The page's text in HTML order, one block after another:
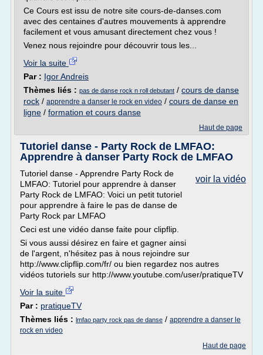
Ce Cours est issu de notre site cours-de-danses.com
avec des centaines d'autres mouvements à apprendre
facilement et vous amusant directement chez vous !
Venez nous rejoindre pour découvrir tous les...
Voir la suite
Par : Igor Andreis
Thèmes liés : pas de danse rock n roll debutant / cours de danse
rock / apprendre a danser le rock en video / cours de danse en
ligne / formation et cours danse
Haut de page
Tutoriel danse - Party Rock de LMFAO:
Apprendre à danser Party Rock de LMFAO
voir la vidéo
Tutoriel danse - Apprendre Party Rock de
LMFAO: Tutoriel pour apprendre à danser
Party Rock de LMFAO: Voici un petit tutoriel
pour apprendre à faire le pas de danse de
Party Rock par LMFAO
Ceci est une vidéo danse faite pour clipflip.
Si vous aussi désirez en faire et gagner ainsi
de l'argent, n'hésitez pas à nous rejoindre sur
http://www.clipflip.com/fr/ ou bien regardez nos autres
vidéos tutoriels sur http://www.youtube.com/user/pratiqueTV
Voir la suite
Par : pratiqueTV
Thèmes liés : lmfao party rock pas de danse / apprendre a danser le
rock en video
Haut de page